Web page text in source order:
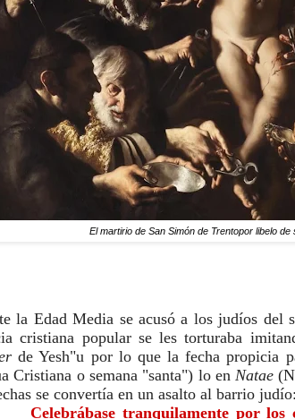
El martirio de San Simón de Trentopor libelo
la Edad Media se acusó a los judíos
de Yesh"u por lo que la fecha propicia
Cristiana o semana "santa") lo en Natae
se convertía en un asalto al barrio judío:
Celebrábase tranquilamente por